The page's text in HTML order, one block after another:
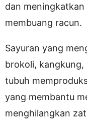
dan
membuang racun.
Sayuran yang
brokoli, kangkung,
tubuh
yang membantu
menghilangkan